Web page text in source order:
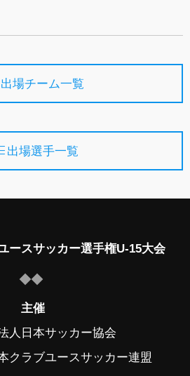
出場チーム一覧
出場選手一覧
ースサッカー選手権U-15大会
主催
人日本サッカー協会
クラブユースサッカー連盟